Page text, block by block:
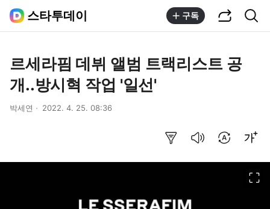
스타투데이 구독
르세라핌 데뷔 앨범 트랙리스트 공
개..방시혁 작업 '일선'
박세연 2022. 4. 25. 08:36